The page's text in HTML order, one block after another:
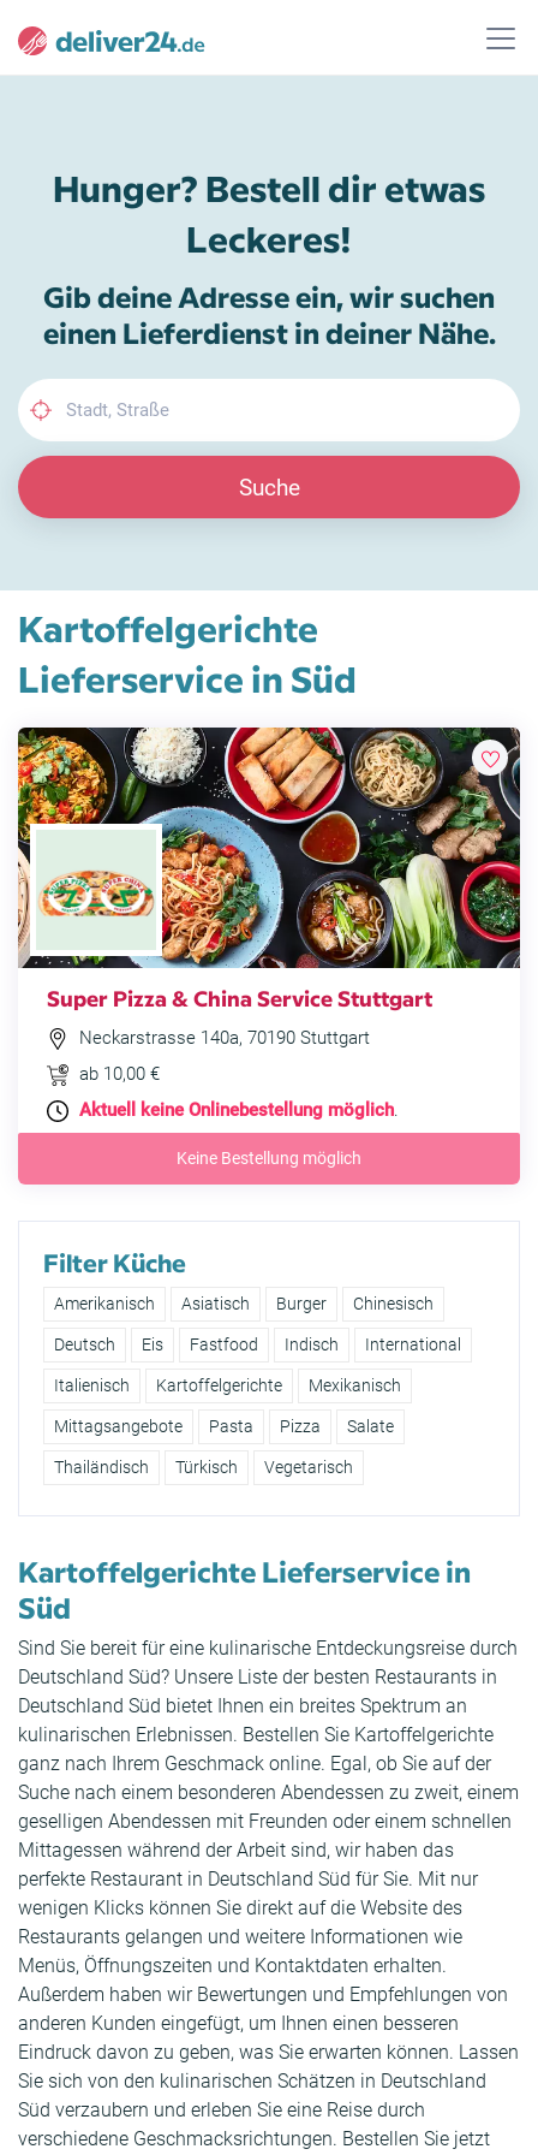
Hunger? Bestell dir etwas
Leckeres!
Gib deine Adresse ein, wir suchen
einen Lieferdienst in deiner Nähe.
Suche
Kartoffelgerichte
Lieferservice in Süd
Super Pizza & China Service Stuttgart
Neckarstrasse 140a, 70190 Stuttgart
ab 10,00 €
Aktuell keine Onlinebestellung möglich.
Keine Bestellung möglich
Filter Küche
Amerikanisch Asiatisch Burger Chinesisch
Deutsch Eis Fastfood Indisch International
Italienisch Kartoffelgerichte Mexikanisch
Mittagsangebote Pasta Pizza Salate
Thailändisch Türkisch Vegetarisch
Kartoffelgerichte Lieferservice in
Süd
Sind Sie bereit für eine kulinarische Entdeckungsreise durch
Deutschland Süd? Unsere Liste der besten Restaurants in
Deutschland Süd bietet Ihnen ein breites Spektrum an
kulinarischen Erlebnissen. Bestellen Sie Kartoffelgerichte
ganz nach Ihrem Geschmack online. Egal, ob Sie auf der
Suche nach einem besonderen Abendessen zu zweit, einem
geselligen Abendessen mit Freunden oder einem schnellen
Mittagessen während der Arbeit sind, wir haben das
perfekte Restaurant in Deutschland Süd für Sie. Mit nur
wenigen Klicks können Sie direkt auf die Website des
Restaurants gelangen und weitere Informationen wie
Menüs, Öffnungszeiten und Kontaktdaten erhalten.
Außerdem haben wir Bewertungen und Empfehlungen von
anderen Kunden eingefügt, um Ihnen einen besseren
Eindruck davon zu geben, was Sie erwarten können. Lassen
Sie sich von den kulinarischen Schätzen in Deutschland
Süd verzaubern und erleben Sie eine Reise durch
verschiedene Geschmacksrichtungen. Bestellen Sie jetzt